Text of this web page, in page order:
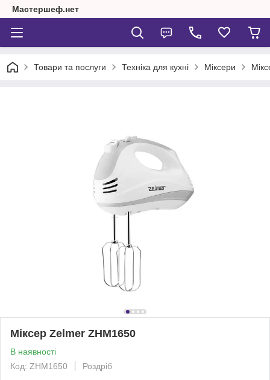
Мастершеф.нет
Товари та послуги Техніка для кухні Міксери
Міксер Zelmer ZHM1650
В наявності
Код: ZHM1650
Роздріб